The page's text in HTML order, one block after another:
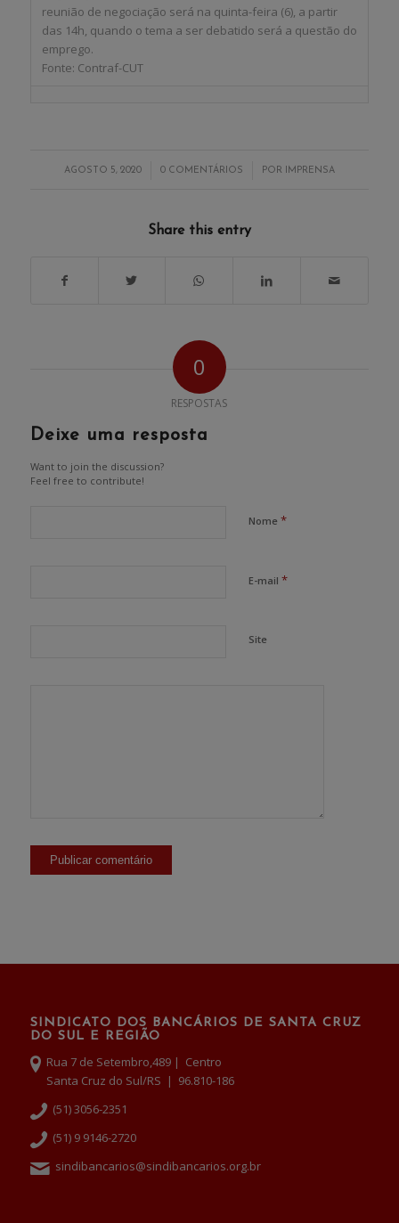
reunião de negociação será na quinta-feira (6), a partir
das 14h, quando o tema a ser debatido será a questão do
emprego.
Fonte: Contraf-CUT
AGOSTO 5, 2020
/ 0 COMENTÁRIOS
/ POR IMPRENSA
Share this entry
0
RESPOSTAS
Deixe uma resposta
Want to join the discussion?
Feel free to contribute!
Nome *
E-mail *
Site
SINDICATO DOS BANCÁRIOS DE SANTA CRUZ
DO SUL E REGIÃO
Rua 7 de Setembro,489 | Centro
Santa Cruz do Sul/RS | 96.810-186
(51) 3056-2351
(51) 9 9146-2720
sindibancarios@sindibancarios.org.br